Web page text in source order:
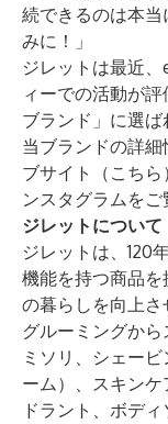
続できるのは本
みに！」
ジレットは最近
ィーでの活動が評
ブランド」に選ば
当ブランドの詳
ブサイト（ こちら
ンスタグラムをご
ジレットについて
ジレットは、120
機能を持つ商品
の暮らしを向上
グルーミングか
ミソリ、シェー
ーム）、スキン
ドラント、ボデ